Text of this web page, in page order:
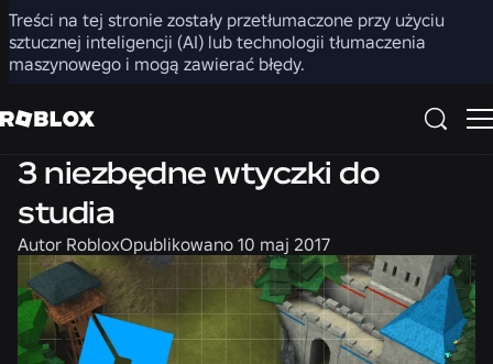
Treści na tej stronie zostały przetłumaczone przy użyciu
sztucznej inteligencji (AI) lub technologii tłumaczenia
maszynowego i mogą zawierać błędy.
Udostępnij
3 niezbędne wtyczki do
studia
Autor RobloxOpublikowano 10 maj 2017